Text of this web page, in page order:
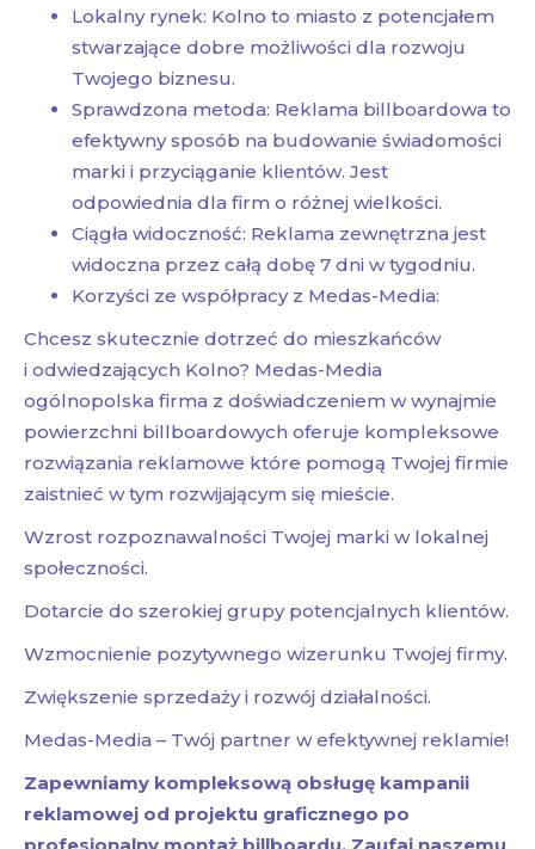
Lokalny rynek: Kolno to miasto z potencjałem
stwarzające dobre możliwości dla rozwoju
Twojego biznesu.
Sprawdzona metoda: Reklama billboardowa to
efektywny sposób na budowanie świadomości
marki i przyciąganie klientów. Jest
odpowiednia dla firm o różnej wielkości.
Ciągła widoczność: Reklama zewnętrzna jest
widoczna przez całą dobę 7 dni w tygodniu.
Korzyści ze współpracy z Medas-Media:
Chcesz skutecznie dotrzeć do mieszkańców
i odwiedzających Kolno? Medas-Media
ogólnopolska firma z doświadczeniem w wynajmie
powierzchni billboardowych oferuje kompleksowe
rozwiązania reklamowe które pomogą Twojej firmie
zaistnieć w tym rozwijającym się mieście.
Wzrost rozpoznawalności Twojej marki w lokalnej
społeczności.
Dotarcie do szerokiej grupy potencjalnych klientów.
Wzmocnienie pozytywnego wizerunku Twojej firmy.
Zwiększenie sprzedaży i rozwój działalności.
Medas-Media – Twój partner w efektywnej reklamie!
Zapewniamy kompleksową obsługę kampanii
reklamowej od projektu graficznego po